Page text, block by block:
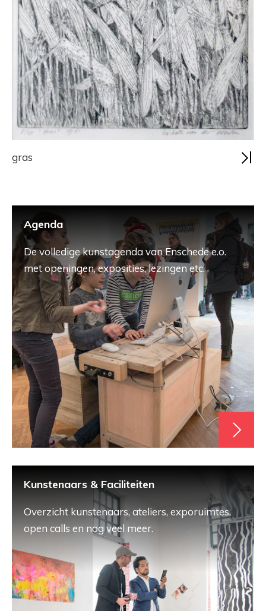
gras
Agenda
De volledige kunstagenda van Enschede e.o.
met openingen, exposities, lezingen etc.
Kunstenaars & Faciliteiten
Overzicht kunstenaars, ateliers, exporuimtes,
open calls en nog veel meer.